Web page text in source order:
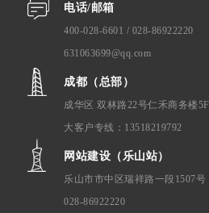
电话/邮箱
400-028-6601 / 028-86922220
631063699@qq.com
成都（总部）
成华区 双林路22号仁禾商务楼5F
大客户专线：13518219792
网站建设（乐山站）
乐山市市中区瑞祥路一段1507号
028-86922220